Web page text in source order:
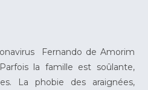
Fernando de Amorim
la famille est soûlante,
La phobie des araignées,